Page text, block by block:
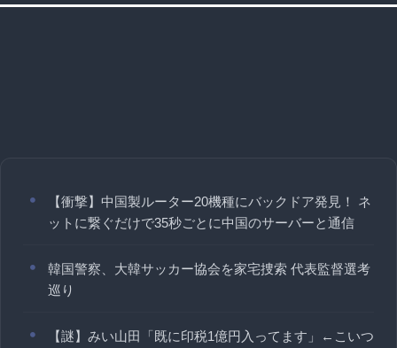
【衝撃】中国製ルーター20機種にバックドア発見！ ネ
ットに繋ぐだけで35秒ごとに中国のサーバーと通信
韓国警察、大韓サッカー協会を家宅捜索 代表監督選考
巡り
【謎】みい山田「既に印税1億円入ってます」←こいつ